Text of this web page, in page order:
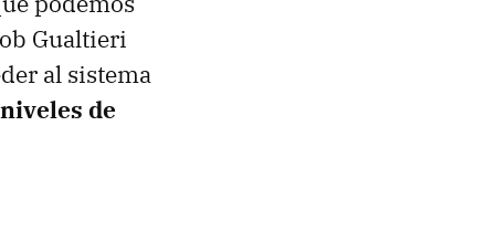
Gualtieri
al sistema
de